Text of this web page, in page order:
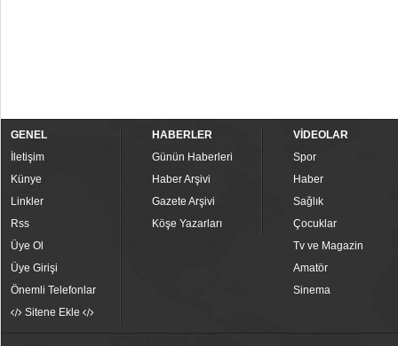
GENEL
İletişim
Künye
Linkler
Rss
Üye Ol
Üye Girişi
Önemli Telefonlar
Sitene Ekle
HABERLER
Günün Haberleri
Haber Arşivi
Gazete Arşivi
Köşe Yazarları
VİDEOLAR
Spor
Haber
Sağlık
Çocuklar
Tv ve Magazin
Amatör
Sinema